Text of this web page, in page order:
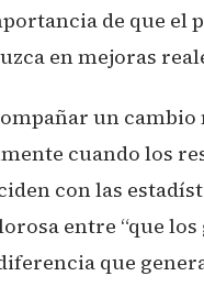
de que el
en mejoras
un
cuando los
con las
entre “que
que